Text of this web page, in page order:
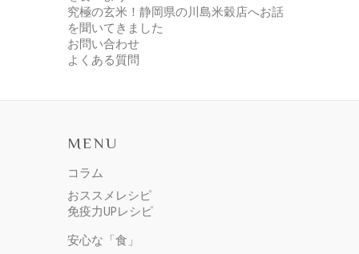
究極の玄米！静岡県の川島米穀店へお話
を聞いてきました
お問い合わせ
よくある質問
MENU
コラム
おススメレシピ
免疫力UPレシピ
安心な「食」